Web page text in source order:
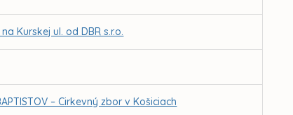
Kurskej ul. od DBR s.r.o.
– Cirkevný zbor v Košiciach